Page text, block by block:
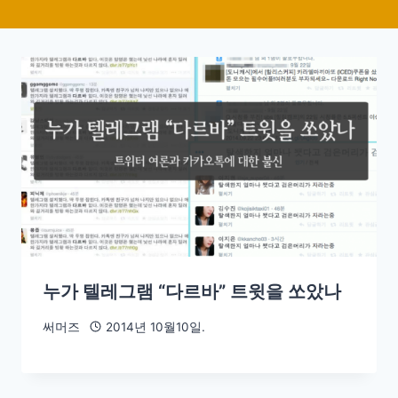
누가 텔레그램 “다르바” 트윗을 쏘았나
써머즈 2014년 10월10일.